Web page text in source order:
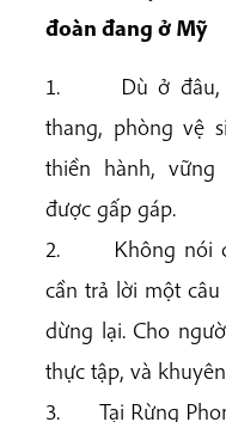
đoàn đang ở Mỹ
1. Dù ở đâu,
thang, phòng vệ
thiền hành,
được gấp gáp.
2. Không nói
cần trả lời một
dừng lại. Cho
thực tập, và
3. Tại Rừng